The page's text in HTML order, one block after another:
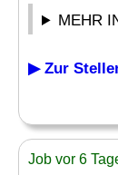
MEHR
▶ Zur
Job vor 6